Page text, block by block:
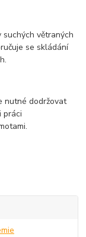
suchých větraných
se skládání
nutné dodržovat
práci